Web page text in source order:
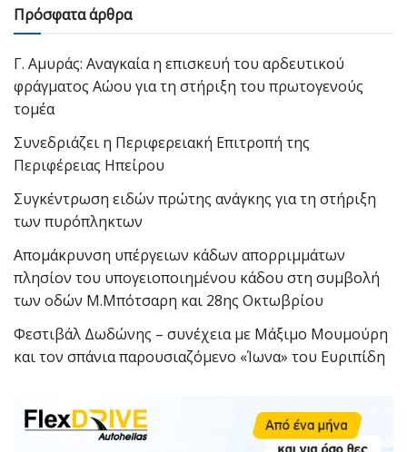
Πρόσφατα άρθρα
Γ. Αμυράς: Αναγκαία η επισκευή του αρδευτικού
φράγματος Αώου για τη στήριξη του πρωτογενούς
τομέα
Συνεδριάζει η Περιφερειακή Επιτροπή της
Περιφέρειας Ηπείρου
Συγκέντρωση ειδών πρώτης ανάγκης για τη στήριξη
των πυρόπληκτων
Απομάκρυνση υπέργειων κάδων απορριμμάτων
πλησίον του υπογειοποιημένου κάδου στη συμβολή
των οδών Μ.Μπότσαρη και 28ης Οκτωβρίου
Φεστιβάλ Δωδώνης – συνέχεια με Μάξιμο Μουμούρη
και τον σπάνια παρουσιαζόμενο «Ίωνα» του Ευριπίδη